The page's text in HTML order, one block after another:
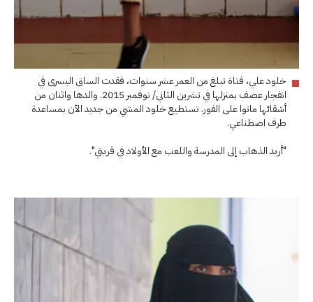
خلود علي، فتاة تبلغ من العمر عشر سنوات، فقدت الساق اليسرى في
انفجار عصف بمنزلها في تشرين الثاني/ نوفمبر 2015. والدها واثنان من
أشقائها ماتوا على الفور. تستطيع خلود المشي من جديد الآن بمساعدة
طرف اصطناعي.
"أريد الذهاب إلى المدرسة واللعب مع الأولاد في قريتي".